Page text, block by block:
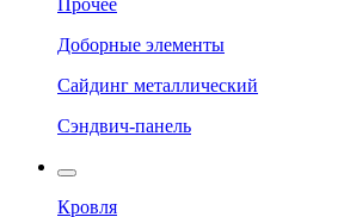
Прочее
Доборные элементы
Сайдинг металлический
Сэндвич-панель
Кровля